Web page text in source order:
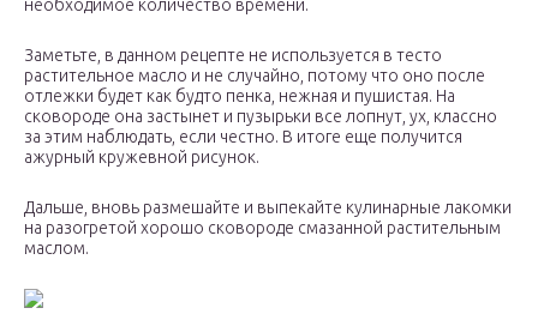
необходимое количество времени.
Заметьте, в данном рецепте не используется в тесто
растительное масло и не случайно, потому что оно после
отлежки будет как будто пенка, нежная и пушистая. На
сковороде она застынет и пузырьки все лопнут, ух, классно
за этим наблюдать, если честно. В итоге еще получится
ажурный кружевной рисунок.
Дальше, вновь размешайте и выпекайте кулинарные лакомки
на разогретой хорошо сковороде смазанной растительным
маслом.